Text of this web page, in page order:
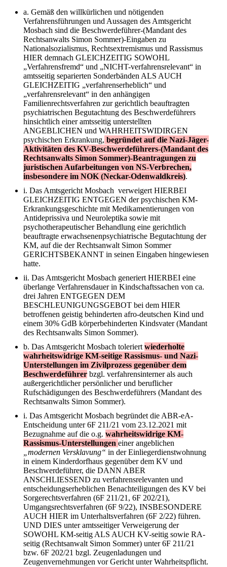
a. Gemäß den willkürlichen und nötigenden
Verfahrensführungen und Aussagen des Amtsgericht
Mosbach sind die Beschwerdeführer-(Mandant des
Rechtsanwalts Simon Sommer)-Eingaben zu
Nationalsozialismus, Rechtsextremismus und Rassismus
HIER demnach GLEICHZEITIG SOWOHL
„Verfahrensfremd“ und „NICHT-verfahrensrelevant“ in
amtsseitig separierten Sonderbänden ALS AUCH
GLEICHZEITIG „verfahrenserheblich“ und
„verfahrensrelevant“ in den anhängigen
Familienrechtsverfahren zur gerichtlich beauftragten
psychiatrischen Begutachtung des Beschwerdeführers
hinsichtlich einer amtsseitig unterstellten
ANGEBLICHEN und WAHRHEITSWIDIRGEN
psychischen Erkrankung, begründet auf die Nazi-Jäger-
Aktivitäten des KV-Beschwerdeführers-(Mandant des
Rechtsanwalts Simon Sommer)-Beantragungen zu
juristischen Aufarbeitungen von NS-Verbrechen,
insbesondere im NOK (Neckar-Odenwaldkreis).
i. Das Amtsgericht Mosbach verweigert HIERBEI
GLEICHZEITIG ENTGEGEN der psychischen KM-
Erkrankungsgeschichte mit Medikamentierungen von
Antideprissiva und Neuroleptika sowie mit
psychotherapeutischer Behandlung eine gerichtlich
beauftragte erwachsenenpsychiatrische Begutachtung der
KM, auf die der Rechtsanwalt Simon Sommer
GERICHTSBEKANNT in seinen Eingaben hingewiesen
hatte.
ii. Das Amtsgericht Mosbach generiert HIERBEI eine
überlange Verfahrensdauer in Kindschaftssachen von ca.
drei Jahren ENTGEGEN DEM
BESCHLEUNIGUNGSGEBOT bei dem HIER
betroffenen geistig behinderten afro-deutschen Kind und
einem 30% GdB körperbehinderten Kindsvater (Mandant
des Rechtsanwalts Simon Sommer).
b. Das Amtsgericht Mosbach toleriert wiederholte
wahrheitswidrige KM-seitige Rassismus- und Nazi-
Unterstellungen im Zivilprozess gegenüber dem
Beschwerdeführer bzgl. verfahrensinterner als auch
außergerichtlicher persönlicher und beruflicher
Rufschädigungen des Beschwerdeführers (Mandant des
Rechtsanwalts Simon Sommer).
i. Das Amtsgericht Mosbach begründet die ABR-eA-
Entscheidung unter 6F 211/21 vom 23.12.2021 mit
Bezugnahme auf die o.g. wahrheitswidrige KM-
Rassismus-Unterstellungen einer angeblichen
„modernen Versklavung“ in der Einliegerdienstwohnung
in einem Kinderdorfhaus gegenüber dem KV und
Beschwerdeführer, die DANN ABER
ANSCHLIESSEND zu verfahrensrelevanten und
entscheidungserheblichen Benachteiligungen des KV bei
Sorgerechtsverfahren (6F 211/21, 6F 202/21),
Umgangsrechtsverfahren (6F 9/22), INSBESONDERE
AUCH HIER im Unterhaltsverfahren (6F 2/22) führen.
UND DIES unter amtsseitiger Verweigerung der
SOWOHL KM-seitig ALS AUCH KV-seitig sowie RA-
seitig (Rechtsanwalt Simon Sommer) unter 6F 211/21
bzw. 6F 202/21 bzgl. Zeugenladungen und
Zeugenvernehmungen vor Gericht unter Wahrheitspflicht.